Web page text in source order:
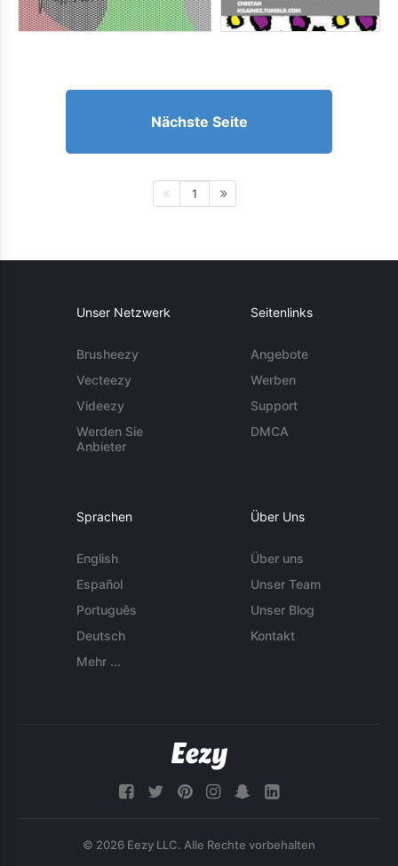
Nächste Seite
1
Unser Netzwerk
Brusheezy
Vecteezy
Videezy
Werden Sie
Anbieter
Seitenlinks
Angebote
Werben
Support
DMCA
Sprachen
English
Español
Português
Deutsch
Mehr ...
Über Uns
Über uns
Unser Team
Unser Blog
Kontakt
© 2026 Eezy LLC. Alle Rechte vorbehalten